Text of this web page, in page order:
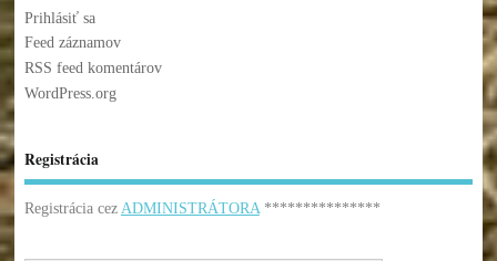
Prihlásiť sa
Feed záznamov
RSS feed komentárov
WordPress.org
Registrácia
Registrácia cez ADMINISTRÁTORA***************